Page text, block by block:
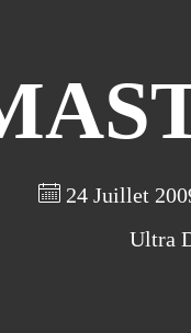
24 Juillet
Ultra